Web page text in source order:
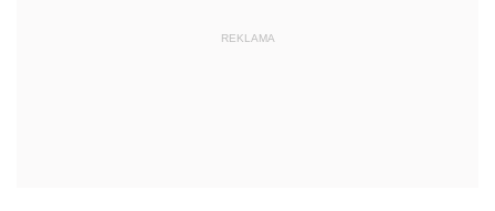
REKLAMA